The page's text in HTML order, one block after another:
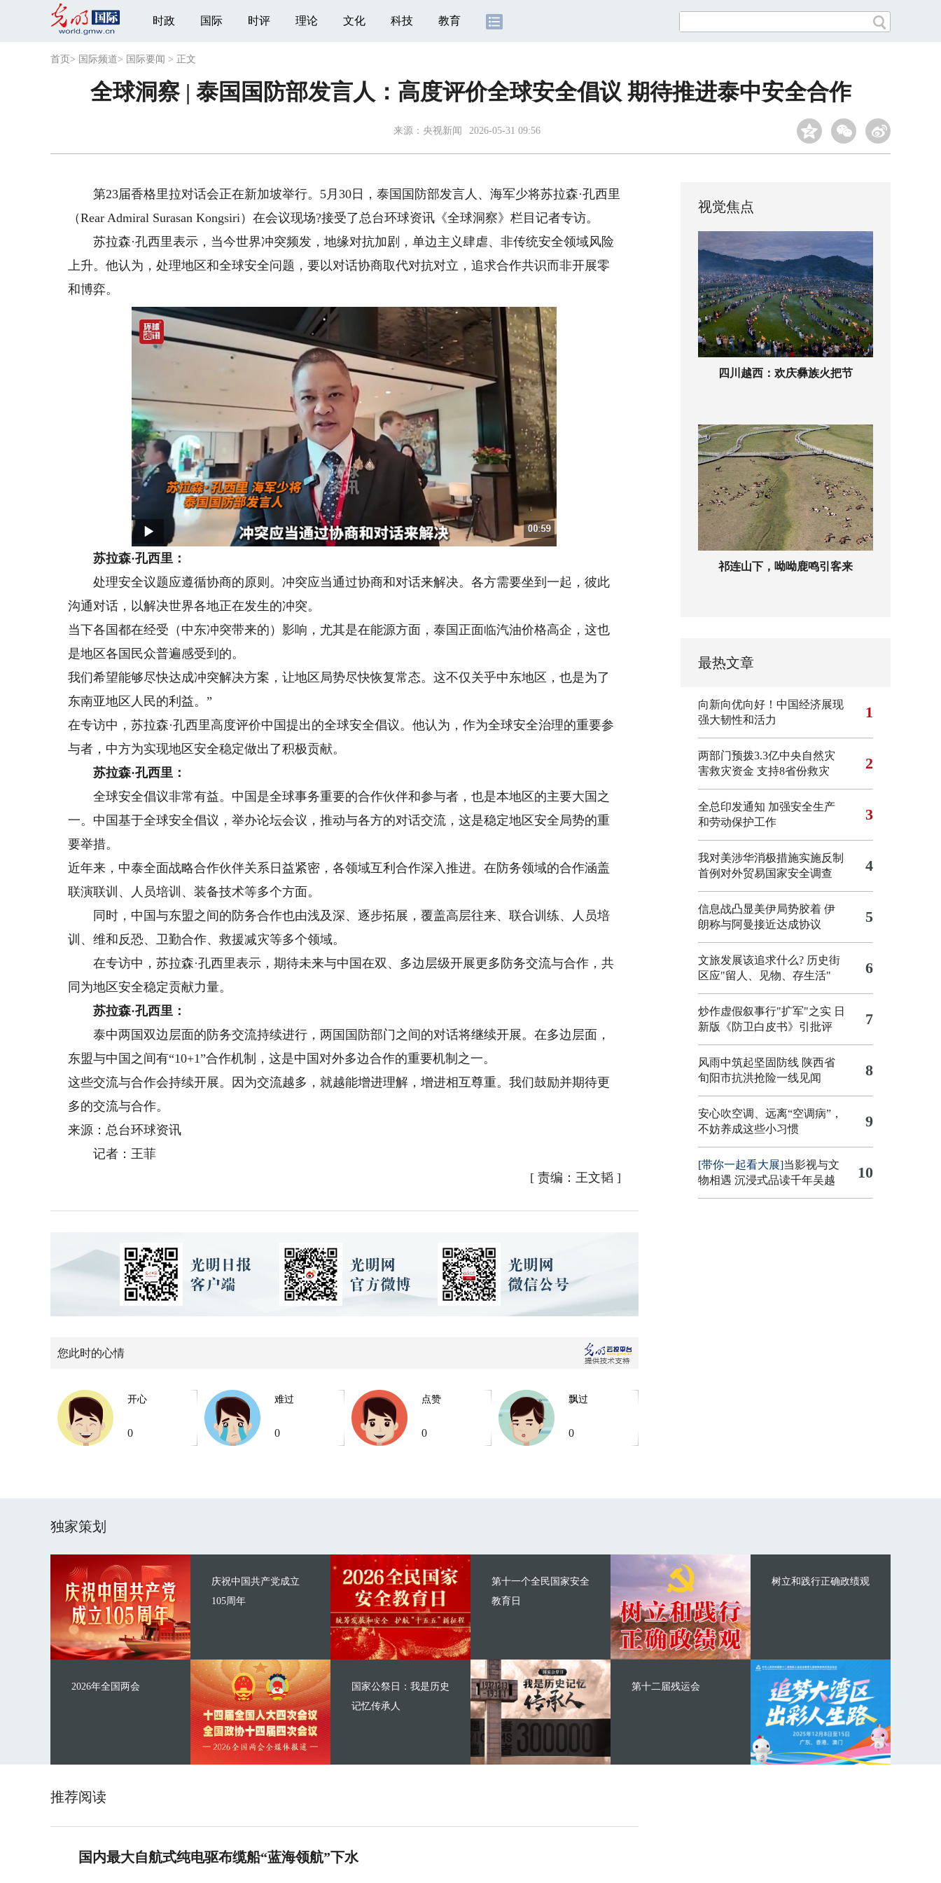
时政 国际 时评 理论 文化 科技 教育
首页 > 国际频道> 国际要闻 > 正文
全球洞察 | 泰国国防部发言人：高度评价全球安全倡议 期待推进泰中安全合作
来源：央视新闻 2026-05-31 09:56
第23届香格里拉对话会正在新加坡举行。5月30日，泰国国防部发言人、海军少将苏拉森·孔西里
（Rear Admiral Surasan Kongsiri）在会议现场?接受了总台环球资讯《全球洞察》栏目记者专访。
苏拉森·孔西里表示，当今世界冲突频发，地缘对抗加剧，单边主义肆虐、非传统安全领域风险
上升。他认为，处理地区和全球安全问题，要以对话协商取代对抗对立，追求合作共识而非开展零
和博弈。
苏拉森·孔西里：
处理安全议题应遵循协商的原则。冲突应当通过协商和对话来解决。各方需要坐到一起，彼此
沟通对话，以解决世界各地正在发生的冲突。
当下各国都在经受（中东冲突带来的）影响，尤其是在能源方面，泰国正面临汽油价格高企，这也
是地区各国民众普遍感受到的。
我们希望能够尽快达成冲突解决方案，让地区局势尽快恢复常态。这不仅关乎中东地区，也是为了
东南亚地区人民的利益。”
在专访中，苏拉森·孔西里高度评价中国提出的全球安全倡议。他认为，作为全球安全治理的重要参
与者，中方为实现地区安全稳定做出了积极贡献。
苏拉森·孔西里：
全球安全倡议非常有益。中国是全球事务重要的合作伙伴和参与者，也是本地区的主要大国之
一。中国基于全球安全倡议，举办论坛会议，推动与各方的对话交流，这是稳定地区安全局势的重
要举措。
近年来，中泰全面战略合作伙伴关系日益紧密，各领域互利合作深入推进。在防务领域的合作涵盖
联演联训、人员培训、装备技术等多个方面。
同时，中国与东盟之间的防务合作也由浅及深、逐步拓展，覆盖高层往来、联合训练、人员培
训、维和反恐、卫勤合作、救援减灾等多个领域。
在专访中，苏拉森·孔西里表示，期待未来与中国在双、多边层级开展更多防务交流与合作，共
同为地区安全稳定贡献力量。
苏拉森·孔西里：
泰中两国双边层面的防务交流持续进行，两国国防部门之间的对话将继续开展。在多边层面，
东盟与中国之间有“10+1”合作机制，这是中国对外多边合作的重要机制之一。
这些交流与合作会持续开展。因为交流越多，就越能增进理解，增进相互尊重。我们鼓励并期待更
多的交流与合作。
来源：总台环球资讯
记者：王菲
[ 责编：王文韬 ]
您此时的心情
开心
0
难过
0
点赞
0
飘过
0
视觉焦点
四川越西：欢庆彝族火把节
祁连山下，呦呦鹿鸣引客来
最热文章
向新向优向好！中国经济展现
强大韧性和活力
1
两部门预拨3.3亿中央自然灾
害救灾资金 支持8省份救灾
2
全总印发通知 加强安全生产
和劳动保护工作
3
我对美涉华消极措施实施反制
首例对外贸易国家安全调查
4
信息战凸显美伊局势胶着 伊
朗称与阿曼接近达成协议
5
文旅发展该追求什么? 历史街
区应"留人、见物、存生活"
6
炒作虚假叙事行"扩军"之实 日
新版《防卫白皮书》引批评
7
风雨中筑起坚固防线 陕西省
旬阳市抗洪抢险一线见闻
8
安心吹空调、远离“空调病”，
不妨养成这些小习惯
9
[带你一起看大展]当影视与文
物相遇 沉浸式品读千年吴越
10
独家策划
庆祝中国共产党成立
105周年
2026年全国两会
第十一个全民国家安全
教育日
国家公祭日：我是历史
记忆传承人
树立和践行正确政绩观
第十二届残运会
推荐阅读
国内最大自航式纯电驱布缆船“蓝海领航”下水